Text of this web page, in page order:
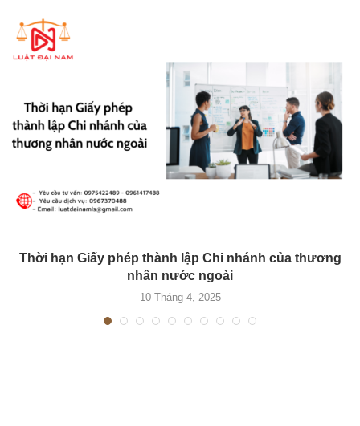
Thời hạn Giấy phép thành lập Chi nhánh của thương
nhân nước ngoài
10 Tháng 4, 2025